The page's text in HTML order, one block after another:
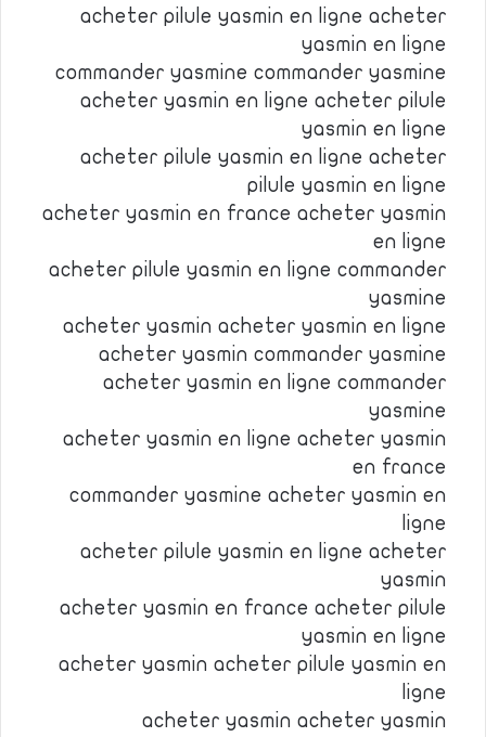
acheter pilule yasmin en ligne acheter
yasmin en ligne
commander yasmine commander yasmine
acheter yasmin en ligne acheter pilule
yasmin en ligne
acheter pilule yasmin en ligne acheter
pilule yasmin en ligne
acheter yasmin en france acheter yasmin
en ligne
acheter pilule yasmin en ligne commander
yasmine
acheter yasmin acheter yasmin en ligne
acheter yasmin commander yasmine
acheter yasmin en ligne commander
yasmine
acheter yasmin en ligne acheter yasmin
en france
commander yasmine acheter yasmin en
ligne
acheter pilule yasmin en ligne acheter
yasmin
acheter yasmin en france acheter pilule
yasmin en ligne
acheter yasmin acheter pilule yasmin en
ligne
acheter yasmin acheter yasmin